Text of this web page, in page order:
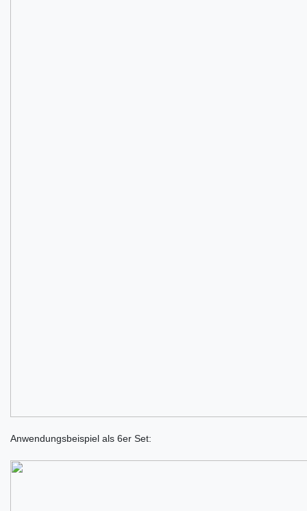
Anwendungsbeispiel als 6er Set: